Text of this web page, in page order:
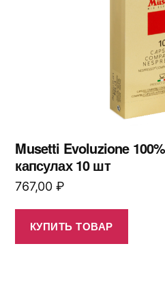
Musetti Evoluzione
капсулах 10 шт
767,00 ₽
КУПИТЬ ТОВАР